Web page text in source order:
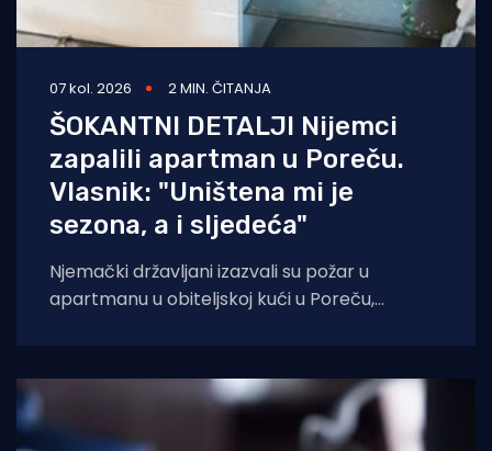
07 kol. 2026 2 MIN. ČITANJA
ŠOKANTNI DETALJI Nijemci
zapalili apartman u Poreču.
Vlasnik: "Uništena mi je
sezona, a i sljedeća"
Njemački državljani izazvali su požar u
apartmanu u obiteljskoj kući u Poreču,